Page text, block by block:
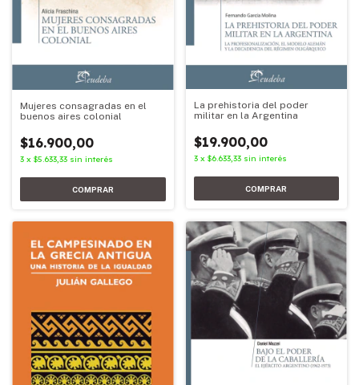
Mujeres consagradas en el
buenos aires colonial
$16.900,00
3 x $5.633,33 sin interés
La prehistoria del poder
militar en la Argentina
$19.900,00
3 x $6.633,33 sin interés